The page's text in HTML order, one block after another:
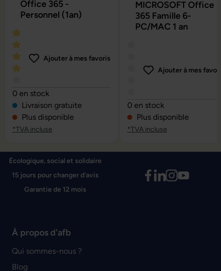
Office 365 -
Personnel (1an)
Note moyenne de 4 sur 5 étoiles
Ajouter à mes favoris
0 en stock
Livraison gratuite
Plus disponible
*TVA incluse
MICROSOFT Office
365 Famille 6-
PC/MAC 1 an
Note moyenne de 0 sur 5
Ajouter à mes
0 en stock
Plus disponible
*TVA incluse
Écologique, social et solidaire
15 jours pour changer d'avis
Garantie de 12 mois
À propos d'afb
Qui sommes-nous ?
Blog